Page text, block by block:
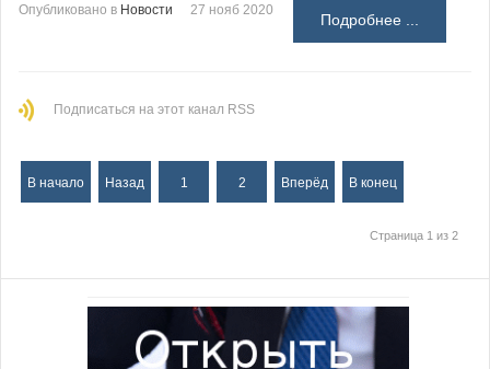
Опубликовано в Новости 27 нояб 2020
Подробнее ...
Подписаться на этот канал RSS
В начало Назад 1 2 Вперёд В конец
Страница 1 из 2